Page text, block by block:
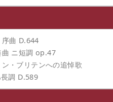
序曲 D.644
曲 ニ短調 op.47
・ブリテンへの追悼歌
長調 D.589